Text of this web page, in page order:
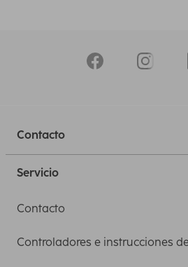
Contacto
Servicio
Contacto
Controladores e instrucciones